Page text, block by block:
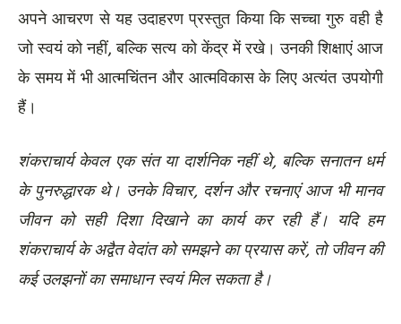
अपने आचरण से यह उदाहरण प्रस्तुत किया कि सच्चा गुरु वही है
जो स्वयं को नहीं, बल्कि सत्य को केंद्र में रखे। उनकी शिक्षाएं आज
के समय में भी आत्मचिंतन और आत्मविकास के लिए अत्यंत उपयोगी
हैं।
शंकराचार्य केवल एक संत या दार्शनिक नहीं थे, बल्कि सनातन धर्म
के पुनरुद्धारक थे। उनके विचार, दर्शन और रचनाएं आज भी मानव
जीवन को सही दिशा दिखाने का कार्य कर रही हैं। यदि हम
शंकराचार्य के अद्वैत वेदांत को समझने का प्रयास करें, तो जीवन की
कई उलझनों का समाधान स्वयं मिल सकता है।